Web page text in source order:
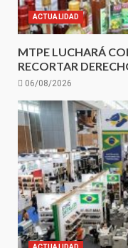
ACTUALIDAD
MTPE LUCHARÁ
RECORTAR
06/08/2026